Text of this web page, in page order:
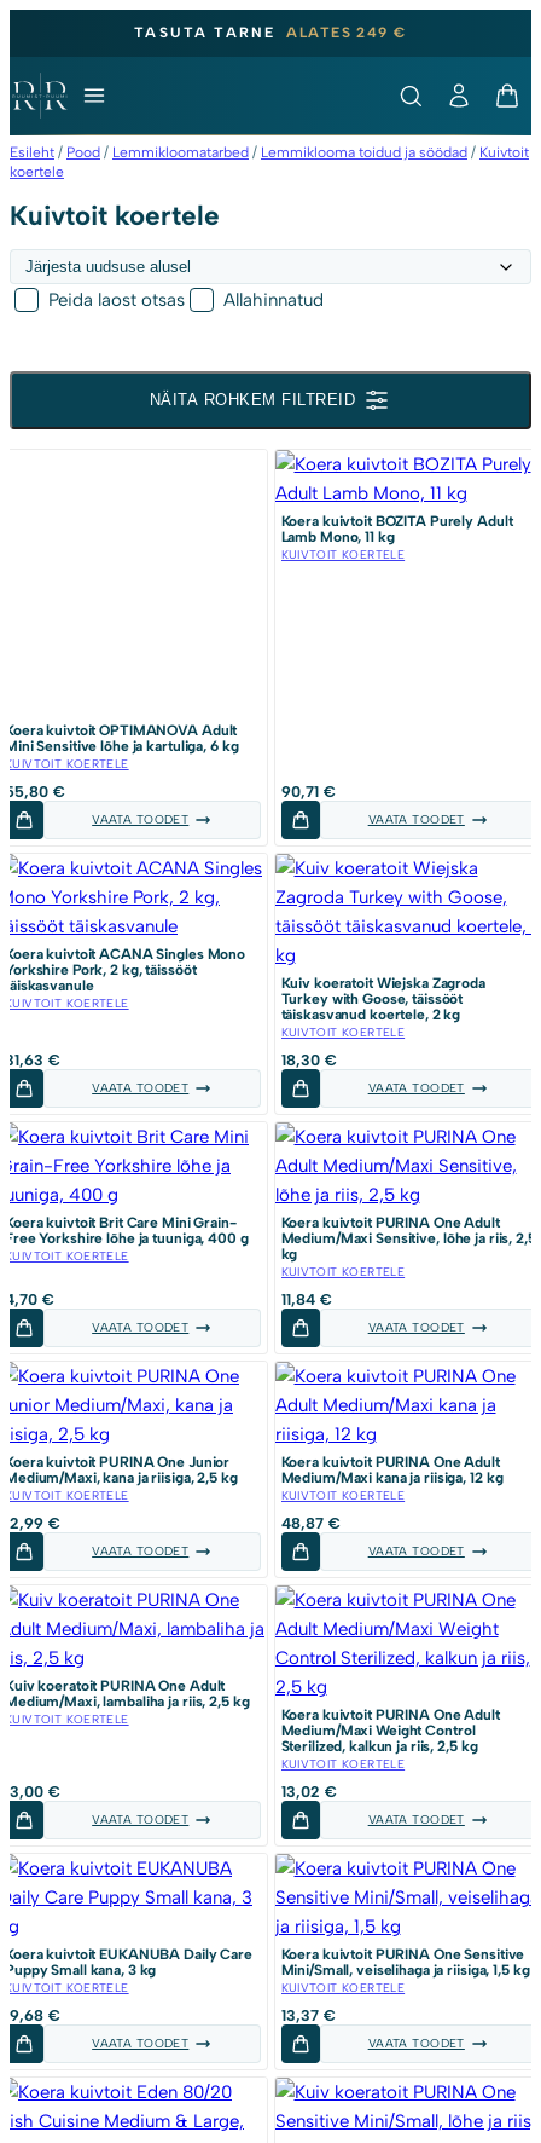
TASUTA TARNE ALATES 249 €
Esileht / Pood / Lemmikloomatarbed / Lemmiklooma toidud ja söödad / Kuivtoit
koertele
Kuivtoit koertele
Peida laost otsas Allahinnatud
NÄITA ROHKEM FILTREID
Koera kuivtoit OPTIMANOVA Adult
Mini Sensitive lõhe ja kartuliga, 6 kg
KUIVTOIT KOERTELE
55,80 €
VAATA TOODET
Koera kuivtoit BOZITA Purely Adult
Lamb Mono, 11 kg
KUIVTOIT KOERTELE
90,71 €
VAATA TOODET
Koera kuivtoit ACANA Singles Mono
Yorkshire Pork, 2 kg, täissööt
täiskasvanule
KUIVTOIT KOERTELE
31,63 €
VAATA TOODET
Kuiv koeratoit Wiejska Zagroda
Turkey with Goose, täissööt
täiskasvanud koertele, 2 kg
KUIVTOIT KOERTELE
18,30 €
VAATA TOODET
Koera kuivtoit Brit Care Mini Grain-
Free Yorkshire lõhe ja tuuniga, 400 g
KUIVTOIT KOERTELE
4,70 €
VAATA TOODET
Koera kuivtoit PURINA One Adult
Medium/Maxi Sensitive, lõhe ja riis, 2,5
kg
KUIVTOIT KOERTELE
11,84 €
VAATA TOODET
Koera kuivtoit PURINA One Junior
Medium/Maxi, kana ja riisiga, 2,5 kg
KUIVTOIT KOERTELE
12,99 €
VAATA TOODET
Koera kuivtoit PURINA One Adult
Medium/Maxi kana ja riisiga, 12 kg
KUIVTOIT KOERTELE
48,87 €
VAATA TOODET
Kuiv koeratoit PURINA One Adult
Medium/Maxi, lambaliha ja riis, 2,5 kg
KUIVTOIT KOERTELE
13,00 €
VAATA TOODET
Koera kuivtoit PURINA One Adult
Medium/Maxi Weight Control
Sterilized, kalkun ja riis, 2,5 kg
KUIVTOIT KOERTELE
13,02 €
VAATA TOODET
Koera kuivtoit EUKANUBA Daily Care
Puppy Small kana, 3 kg
KUIVTOIT KOERTELE
19,68 €
VAATA TOODET
Koera kuivtoit PURINA One Sensitive
Mini/Small, veiselihaga ja riisiga, 1,5 kg
KUIVTOIT KOERTELE
13,37 €
VAATA TOODET